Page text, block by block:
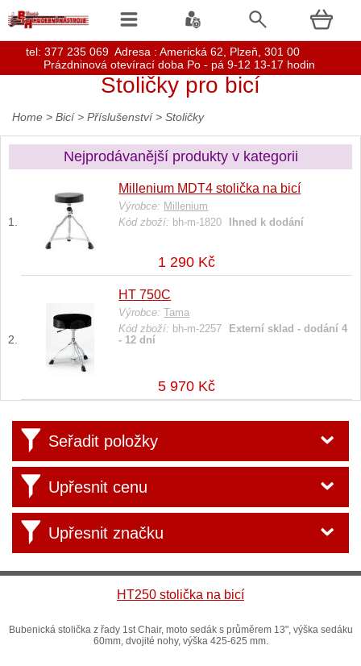
Stoličky pro bicí
Home > Bicí> Příslušenství> Stoličky
Nejprodávanější produkty v kategorii
Millenium MDT4 stolička na bicí
Výrobce: Millenium
Kód zboží: bh-m-1820 Ihned k dodání
1 290 Kč
HT 750C
Výrobce:
Tama
Kód zboží: bh-m-2257
Externí sklad - dodání 4
- 12 dní
5 970 Kč
Seřadit položky
Upřesnit cenu
Upřesnit značku
HT250 stolička na bicí
Bubenická stolička z řady 1st Chair, moto sedák s průměrem 13", výška sedáku
60mm, dvojité nohy, výška 425-625 mm.
tel: 377 235 069 Adresa : Americká 62, Plzeň, 301 00
Prázdninová otevírací doba Po - pá 9-12 13-17 hodin